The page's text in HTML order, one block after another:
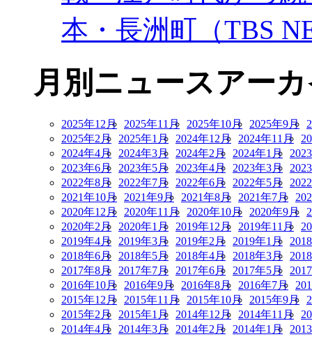
本・長洲町（TBS
月別ニュースアー
2025年12月 2025年11月 2025年10月 2025年9月
2025年2月
2025年1月 2024年12月 2024年11月
2024年4月
2024年3月 2024年2月 2024年1月
2023年6月
2023年5月 2023年4月 2023年3月
2022年8月
2022年7月 2022年6月 2022年5月
2021年10月
2021年9月 2021年8月 2021年7月
2020年12月
2020年11月 2020年10月 2020年9月
2020年2月
2020年1月 2019年12月 2019年11月
2019年4月
2019年3月 2019年2月 2019年1月
2018年6月
2018年5月 2018年4月 2018年3月
2017年8月
2017年7月 2017年6月 2017年5月
2016年10月
2016年9月 2016年8月 2016年7月
2015年12月
2015年11月 2015年10月 2015年9月
2015年2月
2015年1月 2014年12月 2014年11月
2014年4月
2014年3月 2014年2月 2014年1月